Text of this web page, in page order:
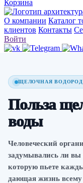
Корзина
О компании Каталог
клиентов Контакты
Войти
ЩЕЛОЧНАЯ
Польза
воды
Человеческий
задумывались ли вы
которую пьете
дающая жизнь